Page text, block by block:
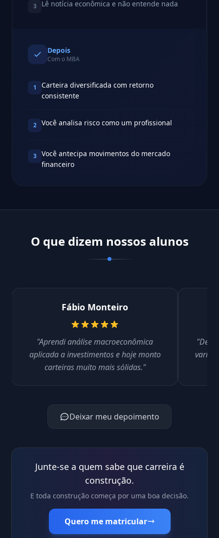
3 Lê notícia econômica e não entende nada
Depois
Com o MBA
1
Carteira diversificada com retorno
consistente
2 Você analisa risco como um profissional
3
Você antecipa movimentos do mercado
financeiro
O que dizem nossos alunos
Fábio Monteiro
"Aprendi análise macroeconômica
aplicada a investimentos e hoje monto
carteiras muito mais sólidas."
Deixar meu depoimento
Junte-se a quem sabe que carreira é
construção.
E toda construção começa por uma boa decisão.
Quero me matricular